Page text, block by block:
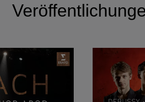
Quatuor Diotima zusammen. 2016
Weitere Auszeichnungen sind
2018- 2019 ernannt.
Gast u.a. in der Pariser und Berliner
Amsterdamer Concertgebouw,
Oji Hall in Tokio, Salzburger
wie in Verbier, Aix-en-Provence,